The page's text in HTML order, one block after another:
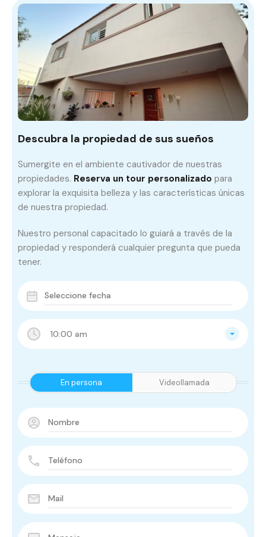
10:00 am
En persona Videollamada
Descubra la propiedad de sus sueños
Sumergite en el ambiente cautivador de nuestras
propiedades. Reserva un tour personalizado para
explorar la exquisita belleza y las características únicas
de nuestra propiedad.
Nuestro personal capacitado lo guiará a través de la
propiedad y responderá cualquier pregunta que pueda
tener.